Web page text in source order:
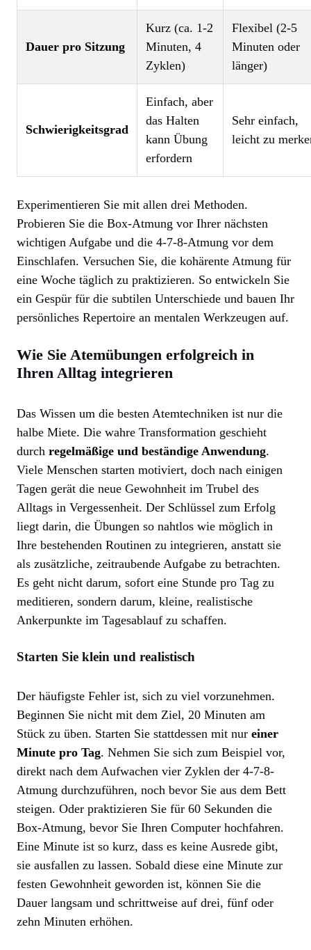
Dauer pro Sitzung
Kurz (ca. 1-2
Minuten, 4
Zyklen)
Flexibel (2-5
Minuten oder
länger)
Schwierigkeitsgrad
Einfach, aber
das Halten
kann Übung
erfordern
Sehr einfach,
leicht zu
Experimentieren Sie mit allen drei Methoden.
Probieren Sie die Box-Atmung vor Ihrer nächsten
wichtigen Aufgabe und die 4-7-8-Atmung vor dem
Einschlafen. Versuchen Sie, die kohärente Atmung für
eine Woche täglich zu praktizieren. So entwickeln Sie
ein Gespür für die subtilen Unterschiede und bauen Ihr
persönliches Repertoire an mentalen Werkzeugen auf.
Wie Sie Atemübungen erfolgreich in
Ihren Alltag integrieren
Das Wissen um die besten Atemtechniken ist nur die
halbe Miete. Die wahre Transformation geschieht
durch regelmäßige und beständige Anwendung.
Viele Menschen starten motiviert, doch nach einigen
Tagen gerät die neue Gewohnheit im Trubel des
Alltags in Vergessenheit. Der Schlüssel zum Erfolg
liegt darin, die Übungen so nahtlos wie möglich in
Ihre bestehenden Routinen zu integrieren, anstatt sie
als zusätzliche, zeitraubende Aufgabe zu betrachten.
Es geht nicht darum, sofort eine Stunde pro Tag zu
meditieren, sondern darum, kleine, realistische
Ankerpunkte im Tagesablauf zu schaffen.
Starten Sie klein und realistisch
Der häufigste Fehler ist, sich zu viel vorzunehmen.
Beginnen Sie nicht mit dem Ziel, 20 Minuten am
Stück zu üben. Starten Sie stattdessen mit nur einer
Minute pro Tag. Nehmen Sie sich zum Beispiel vor,
direkt nach dem Aufwachen vier Zyklen der 4-7-8-
Atmung durchzuführen, noch bevor Sie aus dem Bett
steigen. Oder praktizieren Sie für 60 Sekunden die
Box-Atmung, bevor Sie Ihren Computer hochfahren.
Eine Minute ist so kurz, dass es keine Ausrede gibt,
sie ausfallen zu lassen. Sobald diese eine Minute zur
festen Gewohnheit geworden ist, können Sie die
Dauer langsam und schrittweise auf drei, fünf oder
zehn Minuten erhöhen.